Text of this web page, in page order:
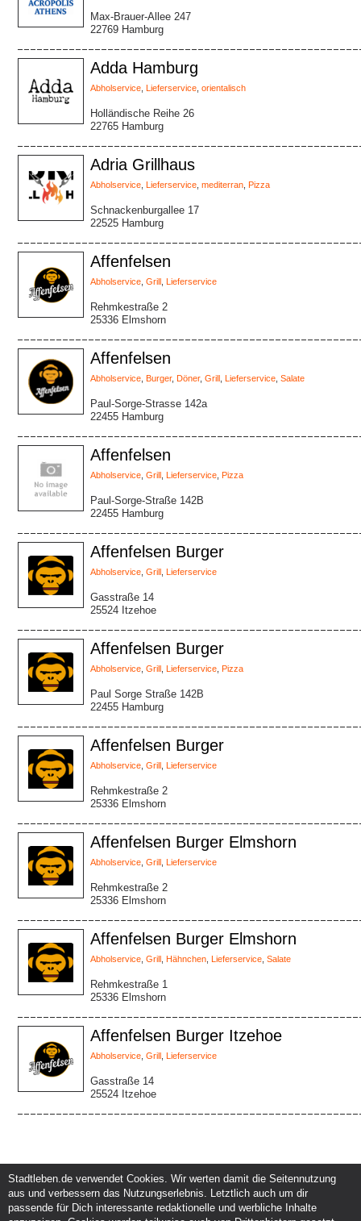
Max-Brauer-Allee 247
22769 Hamburg
Adda Hamburg
Abholservice Lieferservice orientalisch
Holländische Reihe 26
22765 Hamburg
Adria Grillhaus
Abholservice Lieferservice mediterran Pizza
Schnackenburgallee 17
22525 Hamburg
Affenfelsen
Abholservice Grill Lieferservice
Rehmkestraße 2
25336 Elmshorn
Affenfelsen
Abholservice Burger, Döner, Grill Lieferservice Salate
Paul-Sorge-Strasse 142a
22455 Hamburg
Affenfelsen
Abholservice Grill Lieferservice Pizza
Paul-Sorge-Straße 142B
22455 Hamburg
Affenfelsen Burger
Abholservice Grill Lieferservice
Gasstraße 14
25524 Itzehoe
Affenfelsen Burger
Abholservice Grill Lieferservice Pizza
Paul Sorge Straße 142B
22455 Hamburg
Affenfelsen Burger
Abholservice Grill Lieferservice
Rehmkestraße 2
25336 Elmshorn
Affenfelsen Burger Elmshorn
Abholservice Grill Lieferservice
Rehmkestraße 2
25336 Elmshorn
Affenfelsen Burger Elmshorn
Abholservice Grill Hähnchen Lieferservice Salate
Rehmkestraße 1
25336 Elmshorn
Affenfelsen Burger Itzehoe
Abholservice Grill Lieferservice
Gasstraße 14
25524 Itzehoe
Service und Support
Kontakt
Kunden und Partner
Events eintragen
Stadtleben.de verwendet Cookies. Wir werten damit die Seitennutzung
aus und verbessern das Nutzungserlebnis. Letztlich auch um dir
passende für Dich interessante redaktionelle und werbliche Inhalte